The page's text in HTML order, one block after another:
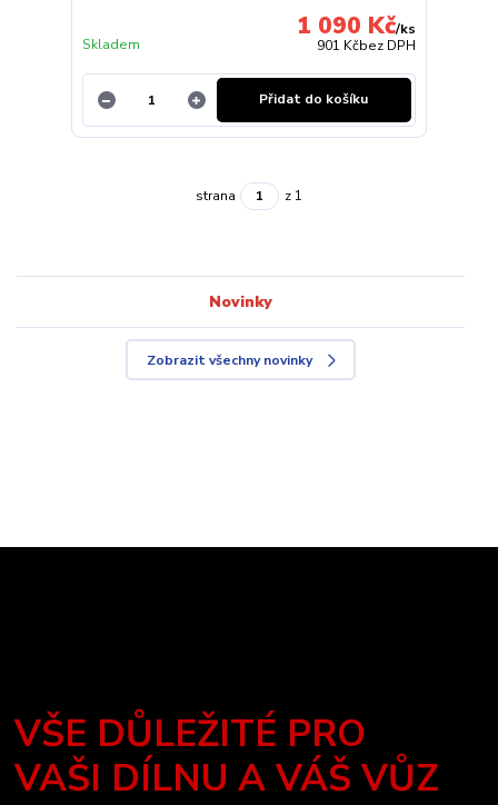
1 090 Kč/ks
901 Kčbez DPH
Skladem
Přidat do košíku
strana z 1
Novinky
Zobrazit všechny novinky
VŠE DŮLEŽITÉ PRO
VAŠI DÍLNU A VÁŠ VŮZ